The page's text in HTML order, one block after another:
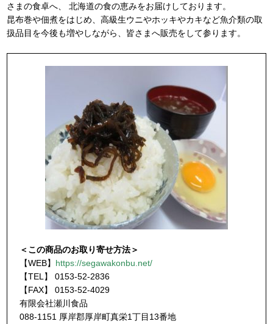
さまの食卓へ、 北海道の食の恵みをお届けしております。
昆布巻や佃煮をはじめ、高級生ウニやホッキやカキなど魚介類の取
扱品目を今後も増やしながら、皆さまへ販売をして参ります。
＜この商品のお取り寄せ方法＞
【WEB】 https://segawakonbu.net/
【TEL】 0153-52-2836
【FAX】 0153-52-4029
有限会社瀬川食品
088-1151 厚岸郡厚岸町真栄1丁目13番地